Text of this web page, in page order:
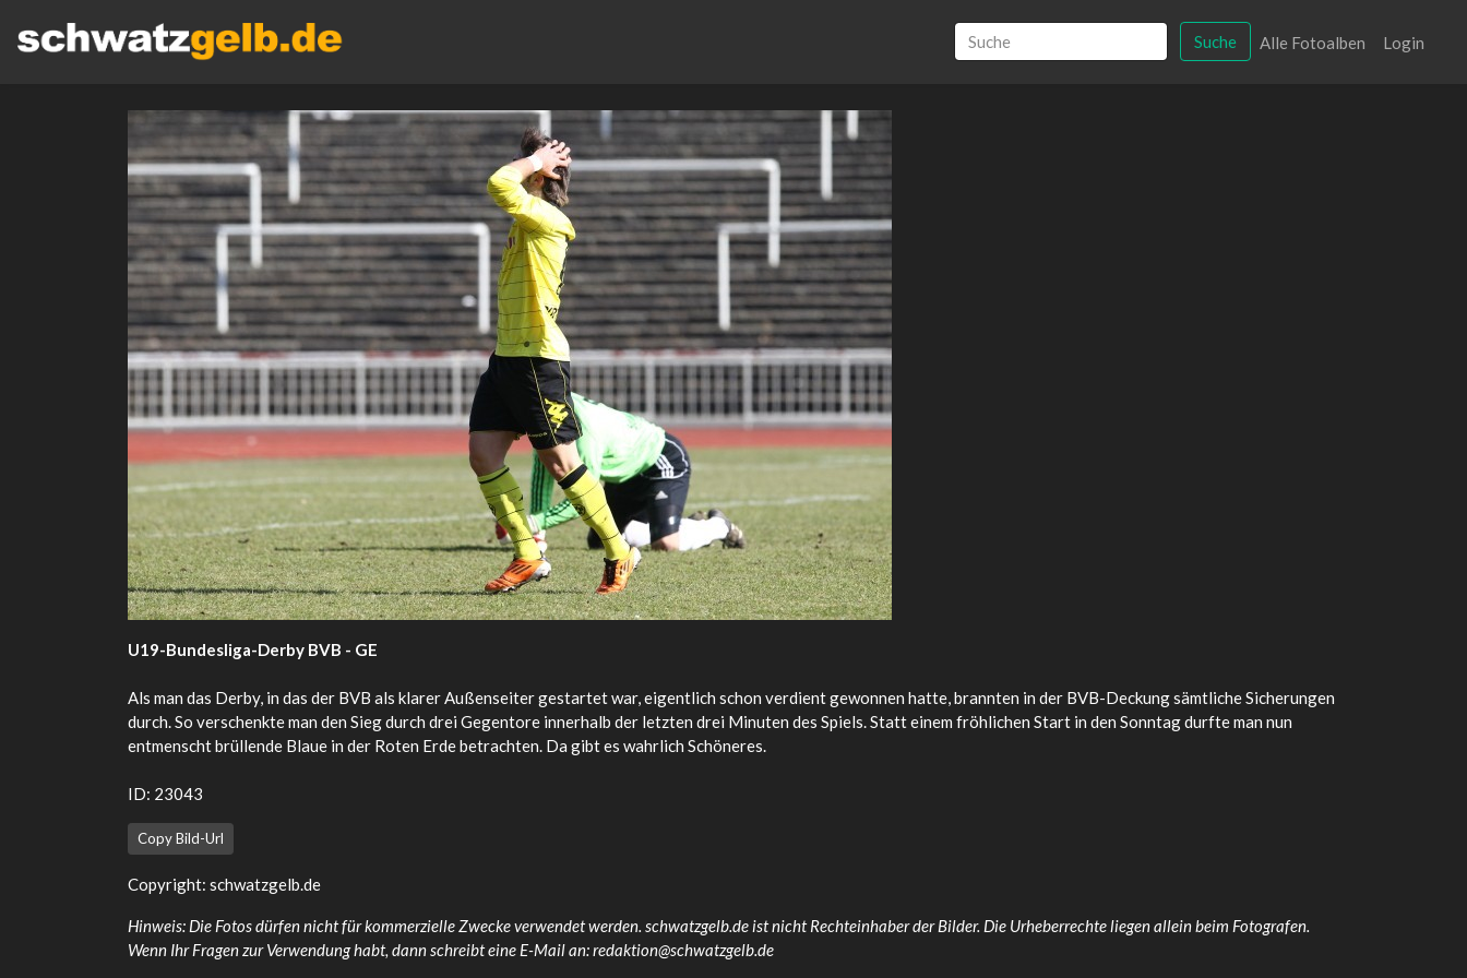
Suche Alle Fotoalben Login
U19-Bundesliga-Derby BVB - GE
Als man das Derby, in das der BVB als klarer Außenseiter gestartet war, eigentlich schon verdient gewonnen hatte, brannten in der BVB-Deckung sämtliche Sicherungen
durch. So verschenkte man den Sieg durch drei Gegentore innerhalb der letzten drei Minuten des Spiels. Statt einem fröhlichen Start in den Sonntag durfte man nun
entmenscht brüllende Blaue in der Roten Erde betrachten. Da gibt es wahrlich Schöneres.
ID: 23043
Copy Bild-Url
Copyright: schwatzgelb.de
Hinweis: Die Fotos dürfen nicht für kommerzielle Zwecke verwendet werden. schwatzgelb.de ist nicht Rechteinhaber der Bilder. Die Urheberrechte liegen allein beim Fotografen.
Wenn Ihr Fragen zur Verwendung habt, dann schreibt eine E-Mail an: redaktion@schwatzgelb.de